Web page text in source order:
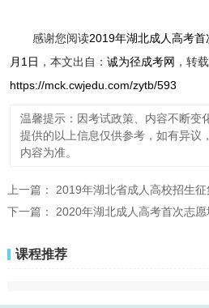
感谢您阅读2019年湖北成人高考
月1日 ，本文出自： 诚为径成考网 ，转
https://mck.cwjedu.com/zytb/593
温馨提示：因考试政策、内容不断变
提供的以上信息仅供参考，如有异议
内容为准。
上一篇： 2019年湖北省成人高校招生
下一篇： 2020年湖北成人高考首次志愿
课程推荐